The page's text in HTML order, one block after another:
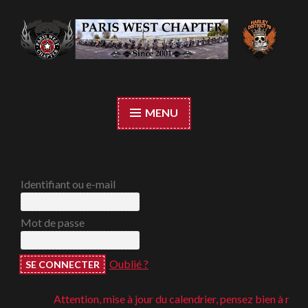
Accéder
au
contenu
MENU
Identifiant ou e-mail
Mot de passe
Oublié ?
Attention, mise à jour du calendrier, pensez bien à